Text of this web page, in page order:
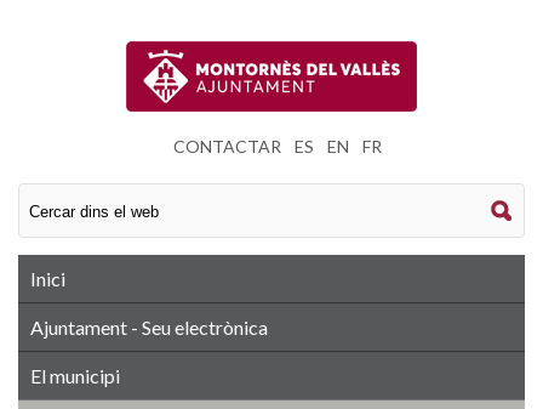
CONTACTAR ES EN FR
Inici
Ajuntament - Seu electrònica
El municipi